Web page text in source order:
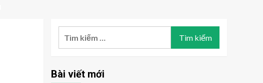
Bài viết mới